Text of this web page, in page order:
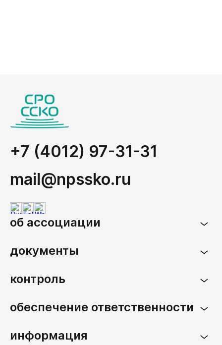
+7 (4012) 97-31-31
mail@npssko.ru
об ассоциации
документы
контроль
обеспечение ответственности
информация